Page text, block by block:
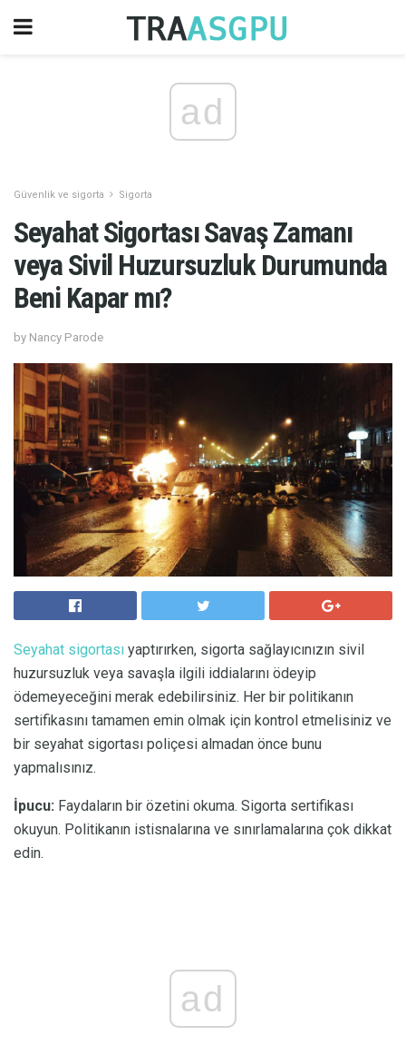
ad
Güvenlik ve sigorta Sigorta
Seyahat Sigortası Savaş Zamanı
veya Sivil Huzursuzluk Durumunda
Beni Kapar mı?
by Nancy Parode
Seyahat sigortası yaptırırken, sigorta sağlayıcınızın sivil
huzursuzluk veya savaşla ilgili iddialarını ödeyip
ödemeyeceğini merak edebilirsiniz. Her bir politikanın
sertifikasını tamamen emin olmak için kontrol etmelisiniz ve
bir seyahat sigortası poliçesi almadan önce bunu
yapmalısınız.
İpucu: Faydaların bir özetini okuma. Sigorta sertifikası
okuyun. Politikanın istisnalarına ve sınırlamalarına çok dikkat
edin.
ad